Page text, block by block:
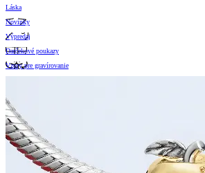
Láska
Novinky
Výpredaj
Darčekové poukazy
Vzory pre gravírovanie